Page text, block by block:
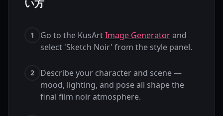
い方
1 Go to the KusArtImage Generatorand
select 'Sketch Noir' from the style panel.
2
Describe your character and scene —
mood, lighting, and pose all shape the
final film noir atmosphere.